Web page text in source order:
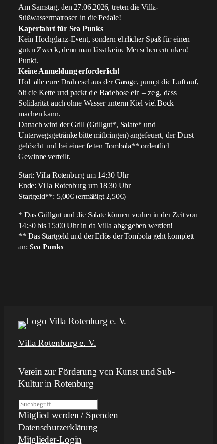
Am Samstag, den 27.06.2026, treten die Villa-
Süßwassermatrosen in die Pedale!
Kaperfahrt für Sea Punks
Kein Hochglanz‑Event, sondern ehrlicher Spaß für einen
guten Zweck, denn man lässt keine Menschen ertrinken!
Punkt.
Keine Anmeldung erforderlich!
Holt alle eure Drahtesel aus der Garage, pumpt die Luft auf,
ölt die Kette und packt die Badehose ein – zeig, dass
Solidarität auch ohne Wasser unterm Kiel viel Bock
machen kann.
Danach wird der Grill (Grillgut*, Salate* und
Unterwegsgetränke bitte mitbringen) angefeuert, der Durst
gelöscht und bei einer fetten Tombola** ordentlich
Gewinne verteilt.
Start: Villa Rotenburg um 14:30 Uhr
Ende: Villa Rotenburg um 18:30 Uhr
Startgeld**: 5,00€ (ermäßigt 2,50€)
* Das Grillgut und die Salate können vorher in der Zeit von
14:30 bis 15:00 Uhr in da Villa abgegeben werden!
** Das Startgeld und der Erlös der Tombola geht komplett
an: Sea Punks
Villa Rotenburg e. V.
Verein zur Förderung von Kunst und Sub-
Kultur in Rotenburg
S
u
c
h
Mitglied werden / Spenden
Datenschutzerklärung
Mitglieder-Login